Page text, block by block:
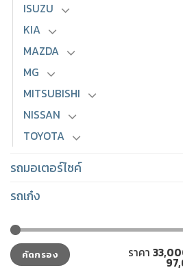
ISUZU
KIA
MAZDA
MG
MITSUBISHI
NISSAN
TOYOTA
รถมอเตอร์ไซค์
รถเก๋ง
ราคา
ต่ำ
สุด
ราคา
สูงสุดคัดกรอง ราคา